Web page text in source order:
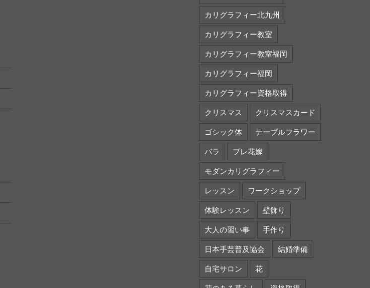
カリグラフィー北九州
カリグラフィー教室
カリグラフィー教室福岡
カリグラフィー福岡
カリグラフィー資格取得
クリスマス クリスマスカード
ゴシック体 テーブルフラワー
バラ プレ花嫁
モダンカリグラフィー
レッスン ワークショップ
体験レッスン 壁飾り
大人の習い事 手作り
日本手芸普及協会 結婚準備
自宅サロン 花